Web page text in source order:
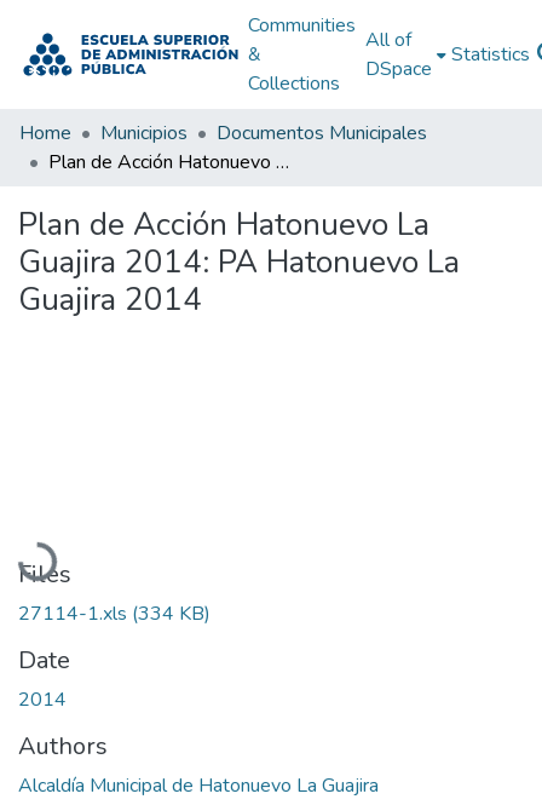
Communities
&
Collections
All of
DSpace
Statistics
Home Municipios
Documentos Municipales
Plan de Acción Hatonuevo La Guajira 2014: PA Hatonuevo La Guajira 2014
Plan de Acción Hatonuevo La
Guajira 2014: PA Hatonuevo La
Guajira 2014
Loading...
Files
27114-1.xls (334 KB)
Date
2014
Authors
Alcaldía Municipal de Hatonuevo La Guajira